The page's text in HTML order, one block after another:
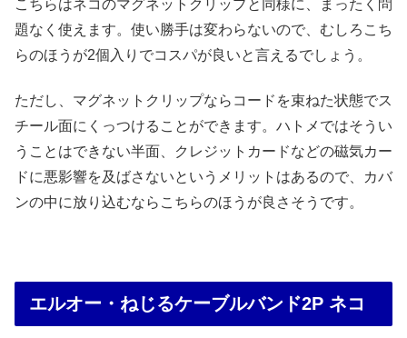
こちらはネコのマグネットクリップと同様に、まったく問
題なく使えます。使い勝手は変わらないので、むしろこち
らのほうが2個入りでコスパが良いと言えるでしょう。
ただし、マグネットクリップならコードを束ねた状態でス
チール面にくっつけることができます。ハトメではそうい
うことはできない半面、クレジットカードなどの磁気カー
ドに悪影響を及ばさないというメリットはあるので、カバ
ンの中に放り込むならこちらのほうが良さそうです。
エルオー・ねじるケーブルバンド2P ネコ